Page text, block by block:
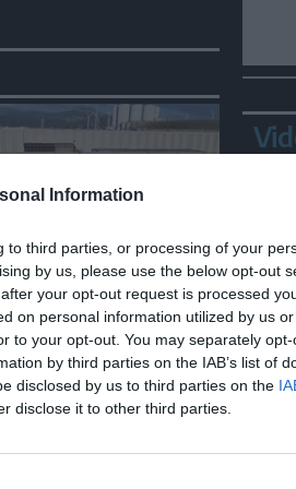
Information
to third parties, or processing of your
by us, please use the below opt-out
your opt-out request is processed
on personal information utilized by us
to your opt-out. You may separately
by third parties on the IAB’s list of
disclosed by us to third parties on the
disclose it to other third parties.
di Assemini col
coperto il
diurno di energia